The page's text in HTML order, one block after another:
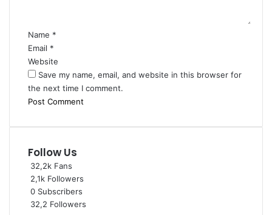
Name *
Email *
Website
Save my name, email, and website in this browser for
the next time I comment.
Follow Us
32,2k Fans
2,1k Followers
0 Subscribers
32,2 Followers